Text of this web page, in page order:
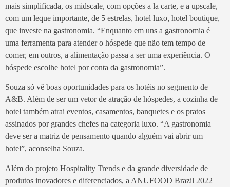
mais simplificada, os midscale, com opções a la carte, e a upscale,
com um leque importante, de 5 estrelas, hotel luxo, hotel boutique,
que investe na gastronomia. “Enquanto em uns a gastronomia é
uma ferramenta para atender o hóspede que não tem tempo de
comer, em outros, a alimentação passa a ser uma experiência. O
hóspede escolhe hotel por conta da gastronomia”.
Souza só vê boas oportunidades para os hotéis no segmento de
A&B. Além de ser um vetor de atração de hóspedes, a cozinha de
hotel também atrai eventos, casamentos, banquetes e os pratos
assinados por grandes chefes na categoria luxo. “A gastronomia
deve ser a matriz de pensamento quando alguém vai abrir um
hotel”, aconselha Souza.
Além do projeto Hospitality Trends e da grande diversidade de
produtos inovadores e diferenciados, a ANUFOOD Brazil 2022